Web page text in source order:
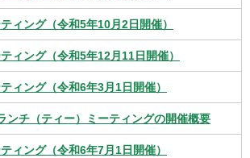
ィング（令和5年10月2日開催）
ィング（令和5年12月11日開催）
ィング（令和6年3月1日開催）
ンチ（ティー）ミーティングの開催概要
ィング（令和6年7月1日開催）